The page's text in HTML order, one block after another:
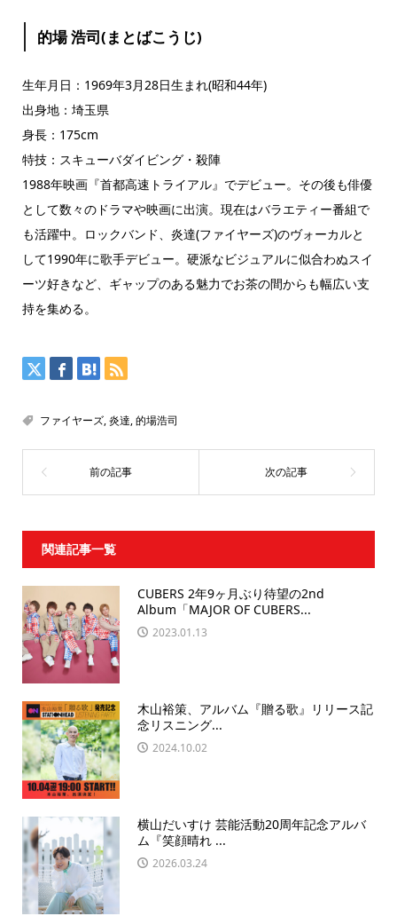
的場 浩司(まとばこうじ)
生年月日：1969年3月28日生まれ(昭和44年)
出身地：埼玉県
身長：175cm
特技：スキューバダイビング・殺陣
1988年映画『首都高速トライアル』でデビュー。その後も俳優
として数々のドラマや映画に出演。現在はバラエティー番組で
も活躍中。ロックバンド、炎達(ファイヤーズ)のヴォーカルと
して1990年に歌手デビュー。硬派なビジュアルに似合わぬスイ
ーツ好きなど、ギャップのある魅力でお茶の間からも幅広い支
持を集める。
ファイヤーズ,炎達,的場浩司
関連記事一覧
CUBERS 2年9ヶ月ぶり待望の2nd
Album「MAJOR OF CUBERS...
2023.01.13
木山裕策、アルバム『贈る歌』リリース記
念リスニング...
2024.10.02
横山だいすけ 芸能活動20周年記念アルバ
ム『笑顔晴れ ...
2026.03.24